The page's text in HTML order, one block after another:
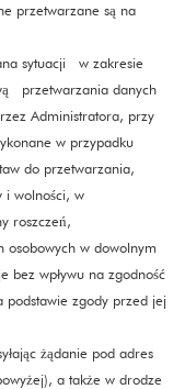
przetwarzane są na
sytuacji w zakresie
przetwarzania danych
Administratora, przy
w przypadku
do przetwarzania,
i wolności, w
roszczeń,
w dowolnym
bez wpływu na zgodność
zgody przed jej
żądanie pod adres
a także w drodze